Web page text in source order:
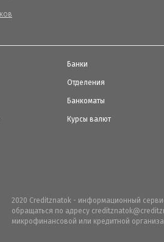
Банки
Отделения
Банкоматы
Курсы валют
2020 Creditznatok - информационный
обращаться по адресу
микрофинансовой или кредитной